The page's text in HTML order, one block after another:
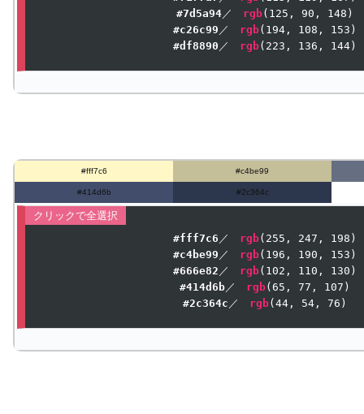
#7d5a94／ rgb( 125 , 90 , 148
#c26c99 ／ rgb( 194, 108 , 153
#df8890 ／ rgb( 223 , 136 , 144)
#fff7c6 #c4be99
#414d6b #2c364c
#fff7c6 ／ rgb( 255 , 247 , 198
#c4be99 ／ rgb( 196 , 190 , 153
#666e82 ／ rgb( 102 , 110 , 130
#414d6b／ rgb( 65 , 77 , 107
#2c364c ／ rgb( 44, 54, 76 )